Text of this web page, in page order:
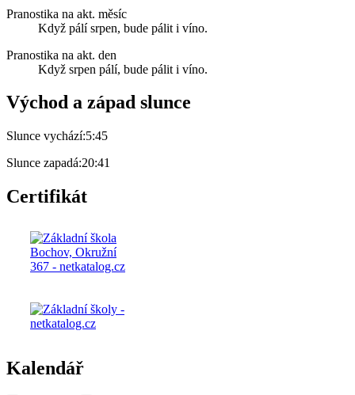
Pranostika na akt. měsíc
Když pálí srpen, bude pálit i víno.
Pranostika na akt. den
Když srpen pálí, bude pálit i víno.
Východ a západ slunce
Slunce vychází:5:45
Slunce zapadá:20:41
Certifikát
Kalendář